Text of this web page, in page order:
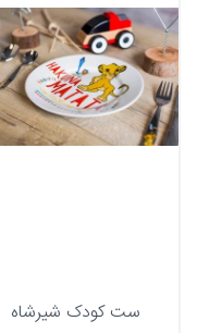
ست کودک شیرشاه